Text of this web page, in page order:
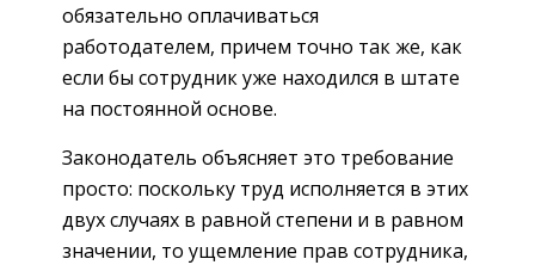
обязательно оплачиваться
работодателем, причем точно так же, как
если бы сотрудник уже находился в штате
на постоянной основе.
Законодатель объясняет это требование
просто: поскольку труд исполняется в этих
двух случаях в равной степени и в равном
значении, то ущемление прав сотрудника,